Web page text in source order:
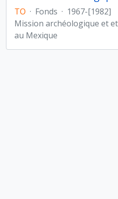
TO · Fonds · 1967-[1982]
Mission archéologique et
au Mexique